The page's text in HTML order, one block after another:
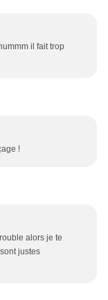
il fait trop
!
alors je te
justes